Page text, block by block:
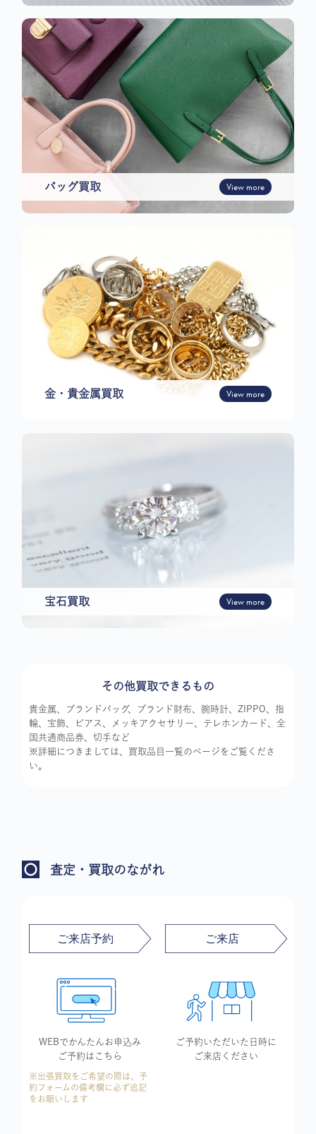
バッグ買取 View more
金・貴金属買取 View more
宝石買取 View more
その他買取できるもの
貴金属、ブランドバッグ、ブランド財布、腕時計、ZIPPO、指
輪、宝飾、ピアス、メッキアクセサリー、テレホンカード、全
国共通商品券、切手など
※詳細につきましては、買取品目一覧のページをご覧くださ
い。
査定・買取のながれ
WEBでかんたんお申込み
ご予約はこちら
※出張買取をご希望の際は、予
約フォームの備考欄に必ず追記
をお願いします
ご予約いただいた 日時に
ご来店ください